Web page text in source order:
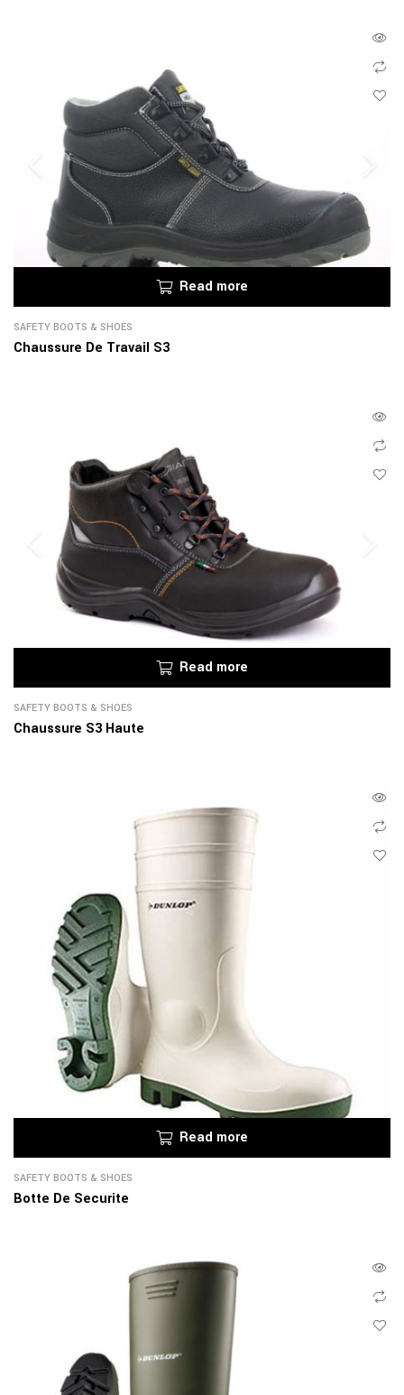
Read more
SAFETY BOOTS & SHOES
Chaussure De Travail S3
Read more
SAFETY BOOTS & SHOES
Chaussure S3 Haute
Read more
SAFETY BOOTS & SHOES
Botte De Securite